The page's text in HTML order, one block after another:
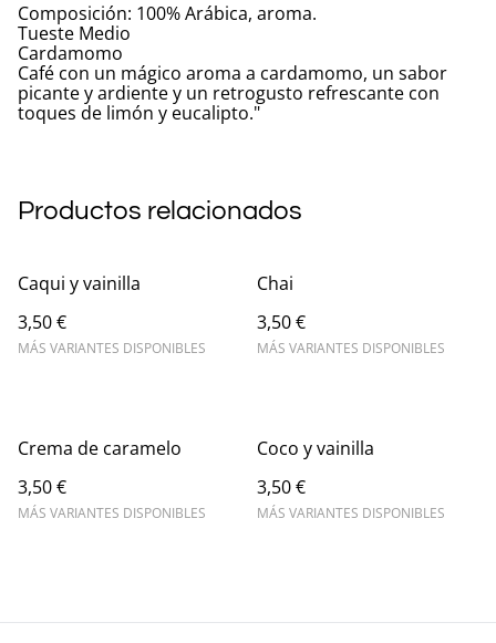
Composición: 100% Arábica, aroma.
Tueste Medio
Cardamomo
Café con un mágico aroma a cardamomo, un sabor
picante y ardiente y un retrogusto refrescante con
toques de limón y eucalipto."
Productos relacionados
Caqui y vainilla
3,50 €
MÁS VARIANTES DISPONIBLES
Chai
3,50 €
MÁS VARIANTES DISPONIBLES
Crema de caramelo
3,50 €
MÁS VARIANTES DISPONIBLES
Coco y vainilla
3,50 €
MÁS VARIANTES DISPONIBLES